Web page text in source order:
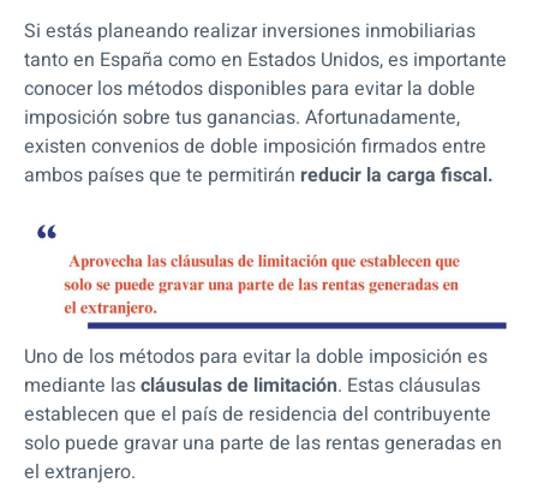
Si estás planeando realizar inversiones inmobiliarias
tanto en España como en Estados Unidos, es importante
conocer los métodos disponibles para evitar la doble
imposición sobre tus ganancias. Afortunadamente,
existen convenios de doble imposición firmados entre
ambos países que te permitirán reducir la carga fiscal.
Uno de los métodos para evitar la doble imposición es
mediante lascláusulas de limitación. Estas cláusulas
establecen que el país de residencia del contribuyente
solo puede gravar una parte de las rentas generadas en
el extranjero.